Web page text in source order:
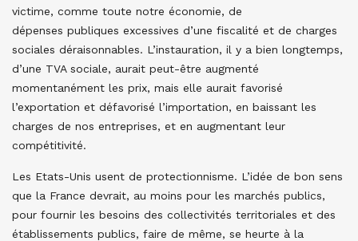
victime, comme toute notre économie, de
dépenses publiques excessives d’une fiscalité et de charges
sociales déraisonnables. L’instauration, il y a bien longtemps,
d’une TVA sociale, aurait peut-être augmenté
momentanément les prix, mais elle aurait favorisé
l’exportation et défavorisé l’importation, en baissant les
charges de nos entreprises, et en augmentant leur
compétitivité.
Les Etats-Unis usent de protectionnisme. L’idée de bon sens
que la France devrait, au moins pour les marchés publics,
pour fournir les besoins des collectivités territoriales et des
établissements publics, faire de même, se heurte à la